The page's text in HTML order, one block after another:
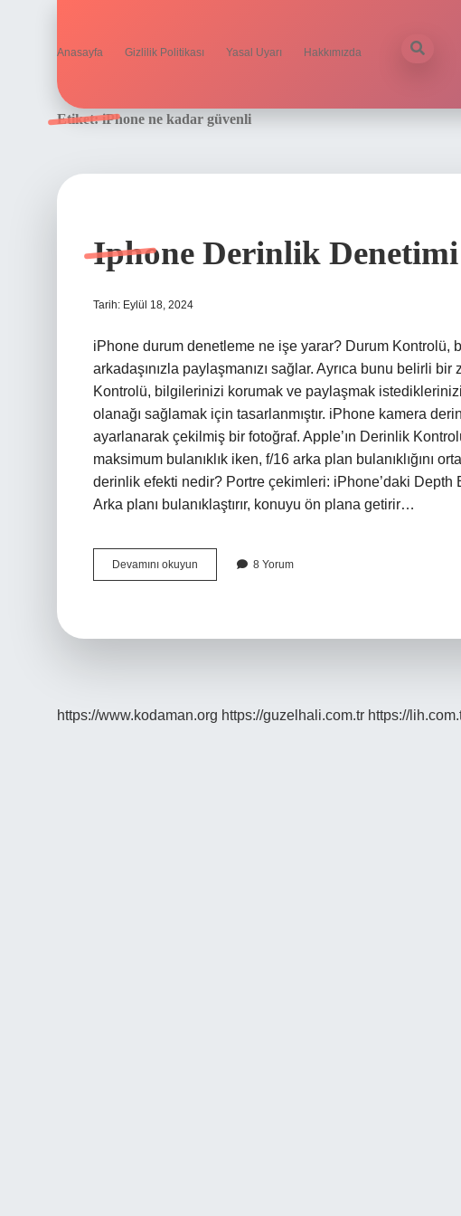
Anasayfa Gizlilik Politikası Yasal Uyarı Hakkımızda
Etiket:iPhone ne kadar güvenli
Iphone Derinlik
Tarih: Eylül 18, 2024
iPhone durum denetleme ne işe yarar? Durum
arkadaşınızla paylaşmanızı sağlar. Ayrıca bunu belirli
Kontrolü, bilgilerinizi korumak ve paylaşmak
olanağı sağlamak için tasarlanmıştır. iPhone kamera
ayarlanarak çekilmiş bir fotoğraf. Apple’ın Derinlik
maksimum bulanıklık iken, f/16 arka plan bulanıklığını
derinlik efekti nedir? Portre çekimleri: iPhone’daki Depth
Arka planı bulanıklaştırır, konuyu ön plana getirir…
Devamını okuyun
Derinlik
8 Yorum
https://www.kodaman.org https://guzelhali.com.tr https://